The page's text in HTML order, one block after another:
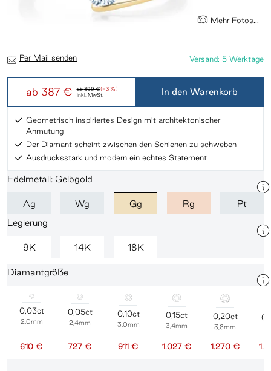
Mehr Fotos...
ab399 €(-3 %)
ab 387 € inkl. MwSt.
Versand: 5 Werktage
Per Mail senden
In den Warenkorb
Geometrisch inspiriertes Design mit architektonischer
Anmutung
Der Diamant scheint zwischen den Schienen zu schweben
Ausdrucksstark und modern ein echtes Statement
Edelmetall: Gelbgold
Ag Wg Gg Rg
Pt
Legierung
9K 14K 18K
Diamantgröße
0,03ct
2,0mm
610 €
0,05ct
2,4mm
727 €
0,10ct
3,0mm
911 €
0,15ct
3,4mm
1.027 €
0,20ct
3,8mm
1.270 €